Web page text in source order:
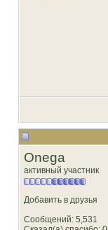
Onega
активный участник
Добавить в друзья
Сообщений: 5,531